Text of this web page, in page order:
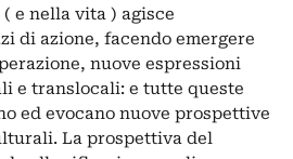
e nella vita ) agisce
di azione, facendo emergere
nuove espressioni
e translocali: e tutte queste
ed evocano nuove prospettive
La prospettiva del